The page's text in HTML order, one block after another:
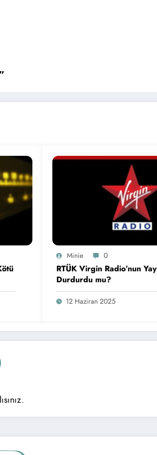
Minie 0
RTÜK Virgin Radio’nun
Durdurdu mu?
12 Haziran 2025
.